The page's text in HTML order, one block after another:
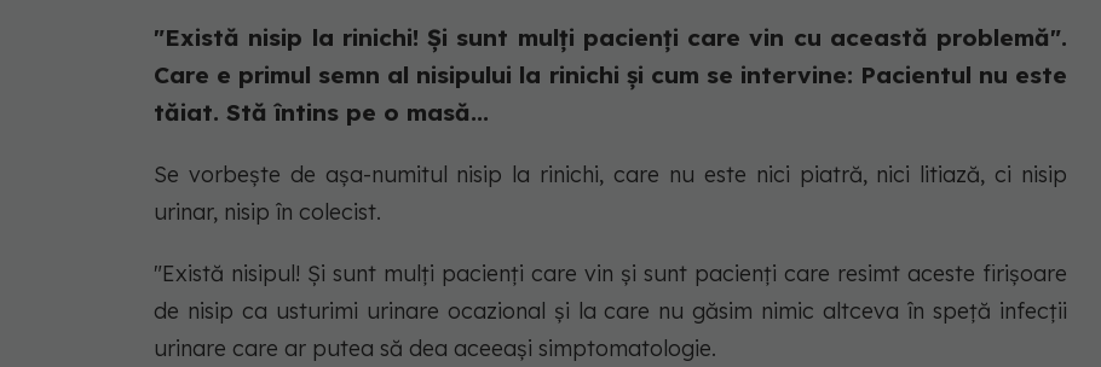
"Există nisip la rinichi! Și sunt mulți pacienți care vin cu această problemă".
Care e primul semn al nisipului la rinichi și cum se intervine: Pacientul nu este
tăiat. Stă întins pe o masă...
Se vorbește de așa-numitul nisip la rinichi, care nu este nici piatră, nici litiază, ci nisip
urinar, nisip în colecist.
"Există nisipul! Și sunt mulți pacienți care vin și sunt pacienți care resimt aceste firișoare
de nisip ca usturimi urinare ocazional și la care nu găsim nimic altceva în speță infecții
urinare care ar putea să dea aceeași simptomatologie.